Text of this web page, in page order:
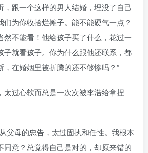
，跟一个这样的男人结婚，埋没了自己
们为你收拾烂摊子。能不能硬气一点？
然不能看！他给孩子买了什么，花过一
子就看孩子。你为什么跟他还联系，都
，在婚姻里被折腾的还不够惨吗？”
过心软而总是一次次被李浩给拿捏
母的忠告，太过固执和任性。我根本
同意？总觉得自己是对的，却原来错的